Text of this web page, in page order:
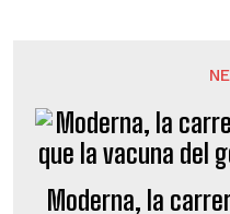
Moderna, la